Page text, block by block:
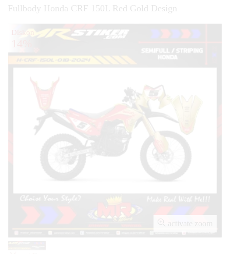
Fullbody Honda CRF 150L Red Gold Design
activate zoom
Diskon